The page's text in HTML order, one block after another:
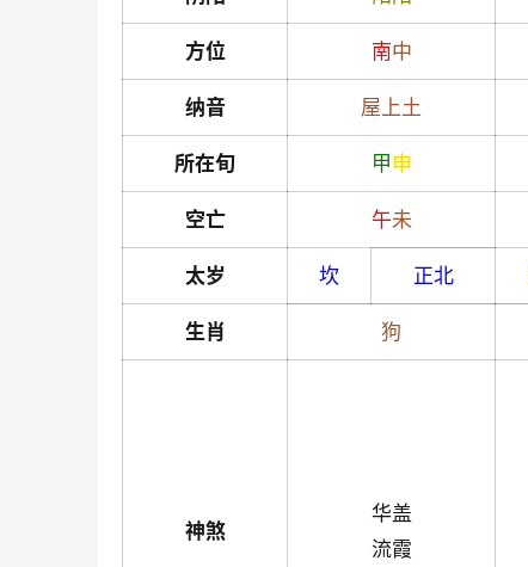
方位 南中
纳音 屋上土
所在旬 甲申
空亡 午未
太岁 坎 正北
生肖 狗
神煞
华盖
流霞